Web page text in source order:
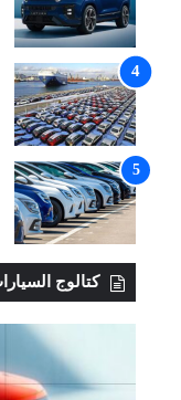
كتالوج